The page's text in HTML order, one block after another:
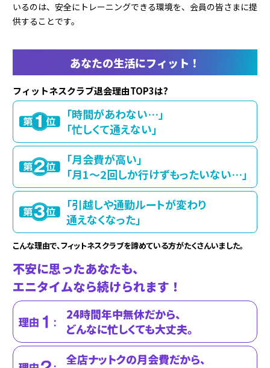
いるのは、安全にトレーニングできる環境を、会員の皆さまに提
供することです。
あなたの生活にフィット！
フィットネスクラブ退会理由TOP3は?
「時間があわない…」
「忙しくて通えない」
「月会費が高い」
「月1～2回しか行けずもったいない…」
「引越しや通勤ルートが変わり
通えなくなった」
こんな理由で、フィットネスクラブを諦めている方がたくさんいました。
不安に思ったあなたも、
エニタイムなら続けられます！
24時間年中無休だから、
どんなに忙しくても大丈夫。
全店ナットクの月会費だから、